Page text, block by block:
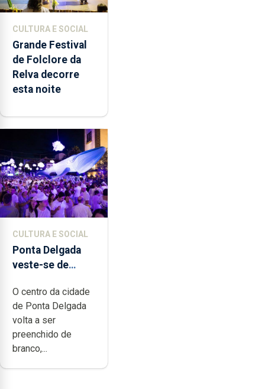
CULTURA E SOCIAL
Grande Festival
de Folclore da
Relva decorre
esta noite
CULTURA E SOCIAL
Ponta Delgada
veste-se de
O centro da cidade
de Ponta Delgada
volta a ser
preenchido de
branco,...